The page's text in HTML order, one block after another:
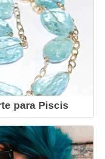
para Piscis